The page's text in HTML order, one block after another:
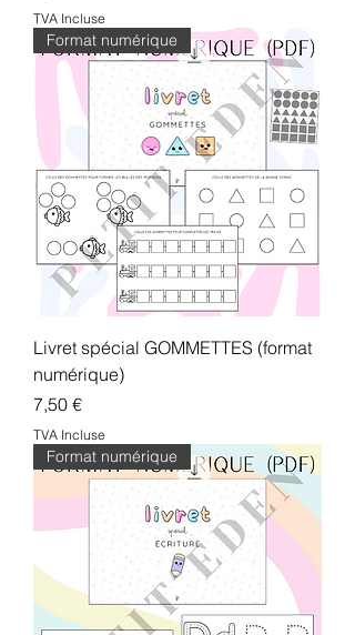
TVA Incluse
Format numérique
Livret spécial GOMMETTES (format
numérique)
Prix
7,50 €
TVA Incluse
Format numérique